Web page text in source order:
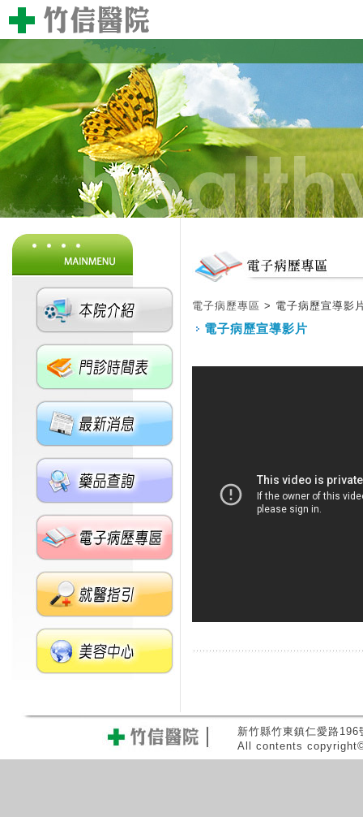
電子病歷專區 > 電子病歷宣導影
電子病歷宣導影片
新竹縣竹東鎮仁愛路
All contents